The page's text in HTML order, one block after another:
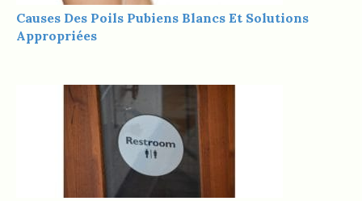
Causes Des Poils Pubiens Blancs Et Solutions
Appropriées